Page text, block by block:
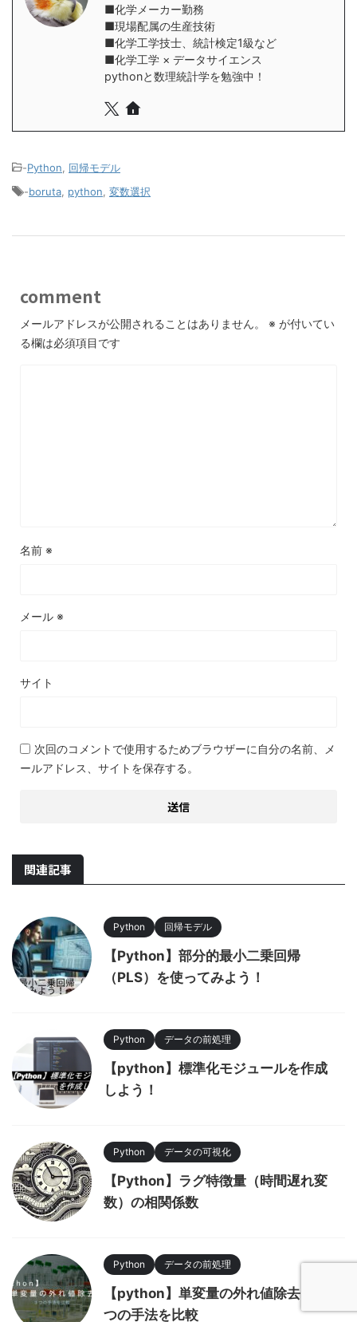
■化学メーカー勤務
■現場配属の生産技術
■化学工学技士、統計検定1級など
■化学工学 × データサイエンス
pythonと数理統計学を勉強中！
-Python
回帰モデル
-boruta python 変数選択
comment
メールアドレスが公開されることはありません。 ※ が付いてい
る欄は必須項目です
名前 ※
メール ※
サイト
次回のコメントで使用するためブラウザーに自分の名前、メ
ールアドレス、サイトを保存する。
関連記事
Python 回帰モデル
【Python】部分的最小二乗回帰
（PLS）を使ってみよう！
Python データの前処理
【python】標準化モジュールを作成
しよう！
Python データの可視化
【Python】ラグ特徴量（時間遅れ変
数）の相関係数
Python データの前処理
【python】単変量の外れ値除去：3
つの手法を比較